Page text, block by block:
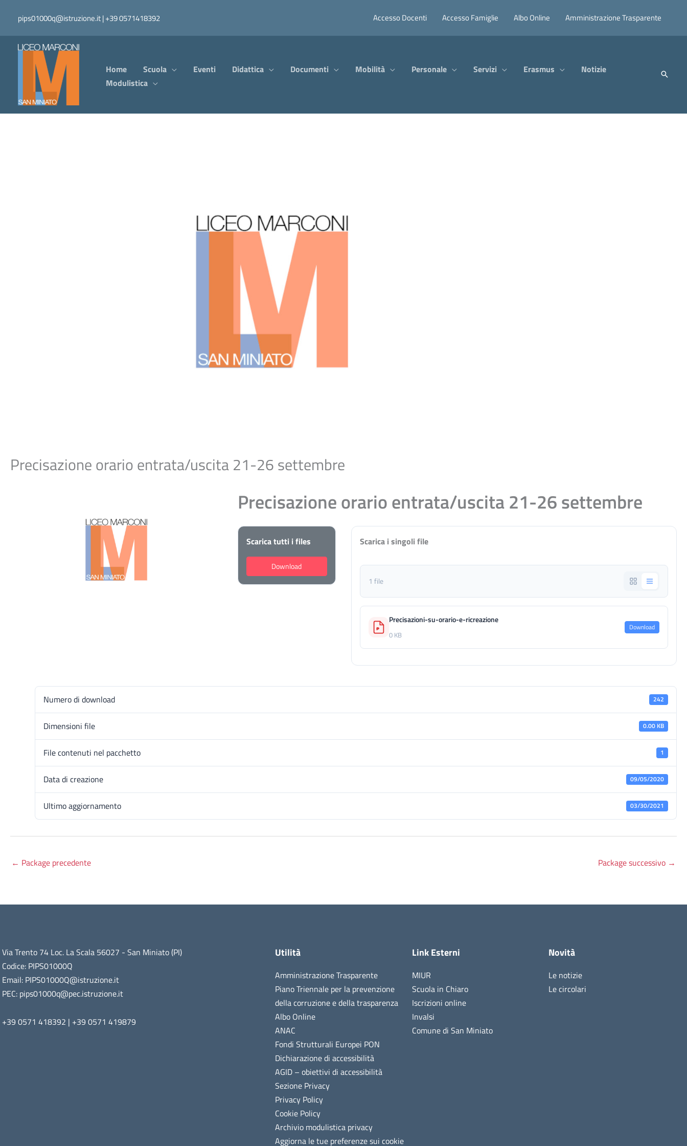
contenuto
pips01000q@istruzione.it | +39 0571418392 Accesso Docenti Accesso Famiglie Albo Online Amministrazione Trasparente
Home Scuola Eventi Didattica Documenti Mobilità Personale Servizi Erasmus
Notizie
Modulistica
Precisazione orario entrata/uscita 21-26 settembre
Precisazione orario entrata/uscita 21-26 settembre
Scarica tutti i files
Download
Scarica i singoli file
1 file
Precisazioni-su-orario-e-ricreazione
0 KB
Download
Numero di download 242
Dimensioni file 0.00 KB
File contenuti nel pacchetto 1
Data di creazione 09/05/2020
Ultimo aggiornamento 03/30/2021
← Package precedente Package successivo →
Via Trento 74 Loc. La Scala 56027 - San Miniato (PI)
Codice: PIPS01000Q
Email: PIPS01000Q@istruzione.it
PEC: pips01000q@pec.istruzione.it
+39 0571 418392 | +39 0571 419879
Utilità
Amministrazione Trasparente
Piano Triennale per la prevenzione
della corruzione e della trasparenza
Albo Online
ANAC
Fondi Strutturali Europei PON
Dichiarazione di accessibilità
AGID – obiettivi di accessibilità
Sezione Privacy
Privacy Policy
Cookie Policy
Archivio modulistica privacy
Aggiorna le tue preferenze sui cookie
Link Esterni
MIUR
Scuola in Chiaro
Iscrizioni online
Invalsi
Comune di San Miniato
Novità
Le notizie
Le circolari